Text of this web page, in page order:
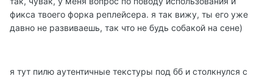
фикса твоего форка реплейсера. я так вижу, ты его уже
давно не развиваешь, так что не будь собакой на сене)
я тут пилю аутентичные текстуры под бб и столкнулся с